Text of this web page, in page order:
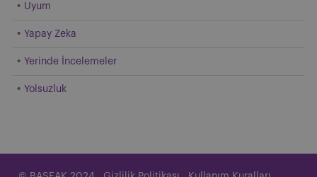
Uyum
Yapay Zeka
Yerinde İncelemeler
Yolsuzluk